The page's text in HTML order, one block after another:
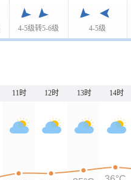
4-5级转5-6级 4-5级
11时 12时 13时 14时